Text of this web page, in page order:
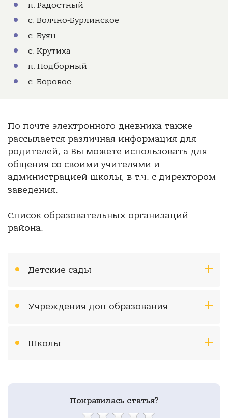
п. Радостный
с. Волчно-Бурлинское
с. Буян
с. Крутиха
п. Подборный
с. Боровое
По почте электронного дневника также
рассылается различная информация для
родителей, а Вы можете использовать для
общения со своими учителями и
администрацией школы, в т.ч. с директором
заведения.
Список образовательных организаций
района:
Детские сады
Учреждения доп.образования
Школы
Понравилась статья?